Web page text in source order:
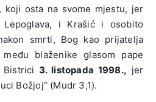
koji osta na svome mjestu, jer
i Krašić i osobito
smrti, Bog kao prijatelja
blaženike glasom pape
Bistrici 3. listopada 1998., jer
Božjoj“ (Mudr 3,1).